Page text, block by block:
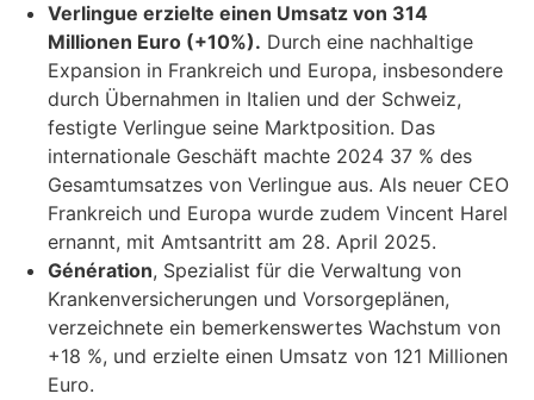
Verlingue erzielte einen Umsatz von 314
Millionen Euro (+10%). Durch eine nachhaltige
Expansion in Frankreich und Europa, insbesondere
durch Übernahmen in Italien und der Schweiz,
festigte Verlingue seine Marktposition. Das
internationale Geschäft machte 2024 37 % des
Gesamtumsatzes von Verlingue aus. Als neuer CEO
Frankreich und Europa wurde zudem Vincent Harel
ernannt, mit Amtsantritt am 28. April 2025.
Génération, Spezialist für die Verwaltung von
Krankenversicherungen und Vorsorgeplänen,
verzeichnete ein bemerkenswertes Wachstum von
+18 %, und erzielte einen Umsatz von 121 Millionen
Euro.